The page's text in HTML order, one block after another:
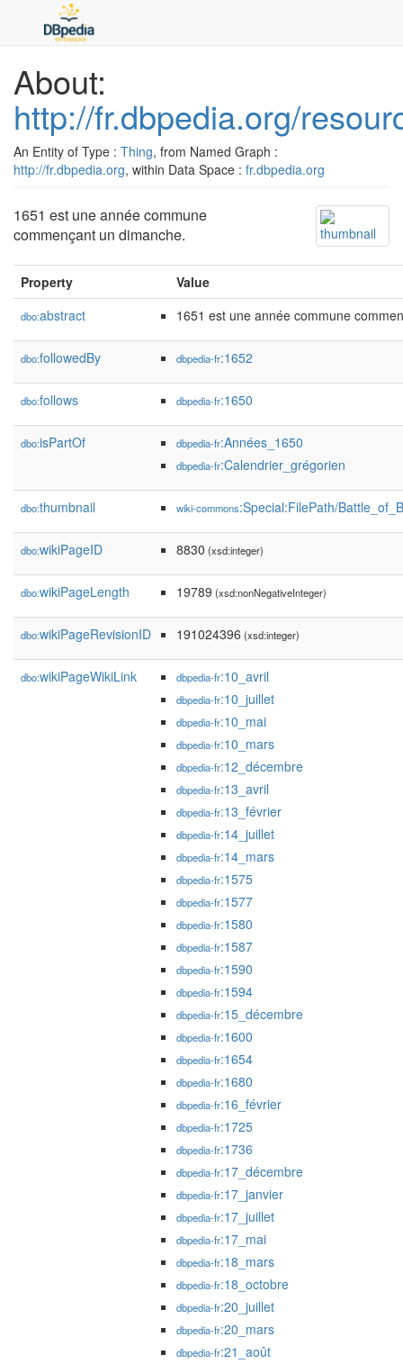
About:
http://fr.dbpedia.org/
An Entity of Type : Thing, from Named Graph :
http://fr.dbpedia.org, within Data Space : fr.dbpedia.org
1651 est une année commune
commençant un dimanche.
Property Value
dbo:abstract 1651 est une année commune
dbo:followedBy dbpedia-fr:1652
dbo:follows dbpedia-fr:1650
dbo:isPartOf dbpedia-fr:Années_1650
dbpedia-fr:Calendrier_grégorien
dbo:thumbnail wiki-commons:Special:FilePath/
dbo:wikiPageID 8830 (xsd:integer)
dbo:wikiPageLength 19789 (xsd:nonNegativeInteger)
dbo:wikiPageRevisionID 191024396 (xsd:integer)
dbo:wikiPageWikiLink dbpedia-fr:10_avril
dbpedia-fr:10_juillet
dbpedia-fr:10_mai
dbpedia-fr:10_mars
dbpedia-fr:12_décembre
dbpedia-fr:13_avril
dbpedia-fr:13_février
dbpedia-fr:14_juillet
dbpedia-fr:14_mars
dbpedia-fr:1575
dbpedia-fr:1577
dbpedia-fr:1580
dbpedia-fr:1587
dbpedia-fr:1590
dbpedia-fr:1594
dbpedia-fr:15_décembre
dbpedia-fr:1600
dbpedia-fr:1654
dbpedia-fr:1680
dbpedia-fr:16_février
dbpedia-fr:1725
dbpedia-fr:1736
dbpedia-fr:17_décembre
dbpedia-fr:17_janvier
dbpedia-fr:17_juillet
dbpedia-fr:17_mai
dbpedia-fr:18_mars
dbpedia-fr:18_octobre
dbpedia-fr:20_juillet
dbpedia-fr:20_mars
dbpedia-fr:21_août